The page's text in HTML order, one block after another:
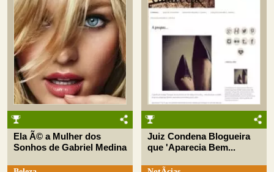
Ela Ã© a Mulher dos
Sonhos de Gabriel Medina
Juiz Condena Blogueira
que 'Aparecia Bem...